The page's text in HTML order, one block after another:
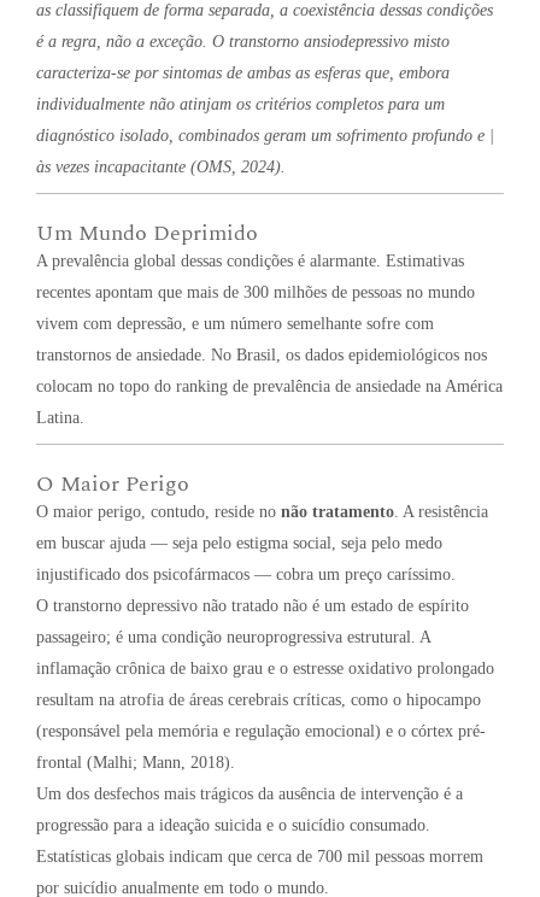
as classifiquem de forma separada, a coexistência dessas condições
é a regra, não a exceção. O transtorno ansiodepressivo misto
caracteriza-se por sintomas de ambas as esferas que, embora
individualmente não atinjam os critérios completos para um
diagnóstico isolado, combinados geram um sofrimento profundo e |
às vezes incapacitante (OMS, 2024).
Um Mundo Deprimido
A prevalência global dessas condições é alarmante. Estimativas
recentes apontam que mais de 300 milhões de pessoas no mundo
vivem com depressão, e um número semelhante sofre com
transtornos de ansiedade. No Brasil, os dados epidemiológicos nos
colocam no topo do ranking de prevalência de ansiedade na América
Latina.
O Maior Perigo
O maior perigo, contudo, reside no não tratamento. A resistência
em buscar ajuda — seja pelo estigma social, seja pelo medo
injustificado dos psicofármacos — cobra um preço caríssimo.
O transtorno depressivo não tratado não é um estado de espírito
passageiro; é uma condição neuroprogressiva estrutural. A
inflamação crônica de baixo grau e o estresse oxidativo prolongado
resultam na atrofia de áreas cerebrais críticas, como o hipocampo
(responsável pela memória e regulação emocional) e o córtex pré-
frontal (Malhi; Mann, 2018).
Um dos desfechos mais trágicos da ausência de intervenção é a
progressão para a ideação suicida e o suicídio consumado.
Estatísticas globais indicam que cerca de 700 mil pessoas morrem
por suicídio anualmente em todo o mundo.